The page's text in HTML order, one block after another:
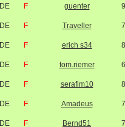
DE F guenter
DE F Traveller
DE F erich s34
DE F tom.riemer
DE F serafim10
DE F Amadeus
DE F Bernd51